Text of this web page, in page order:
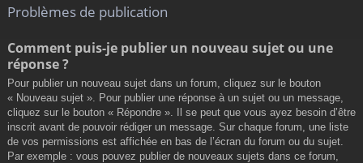
Problèmes de publication
Comment puis-je publier un nouveau sujet ou une
réponse ?
Pour publier un nouveau sujet dans un forum, cliquez sur le bouton
« Nouveau sujet ». Pour publier une réponse à un sujet ou un message,
cliquez sur le bouton « Répondre ». Il se peut que vous ayez besoin d’être
inscrit avant de pouvoir rédiger un message. Sur chaque forum, une liste
de vos permissions est affichée en bas de l’écran du forum ou du sujet.
Par exemple : vous pouvez publier de nouveaux sujets dans ce forum,